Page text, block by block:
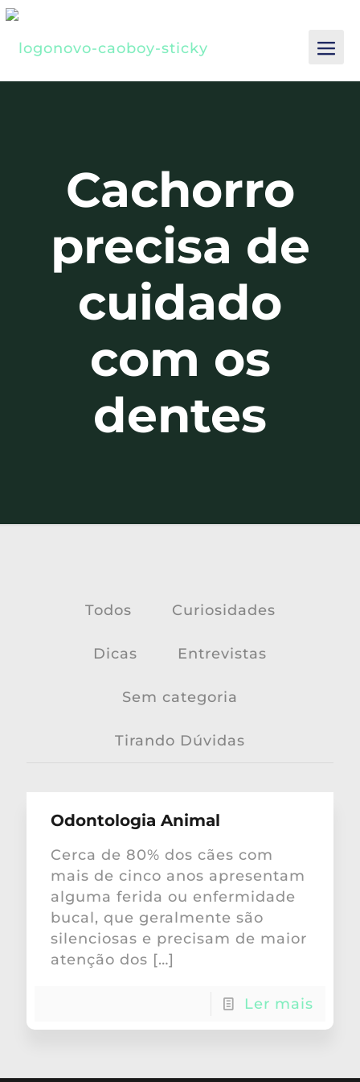
Cachorro
precisa de
cuidado
com os
dentes
Todos Curiosidades
Dicas Entrevistas
Sem categoria
Tirando Dúvidas
Odontologia Animal
Cerca de 80% dos cães com
mais de cinco anos apresentam
alguma ferida ou enfermidade
bucal, que geralmente são
silenciosas e precisam de maior
atenção dos […]
Ler mais